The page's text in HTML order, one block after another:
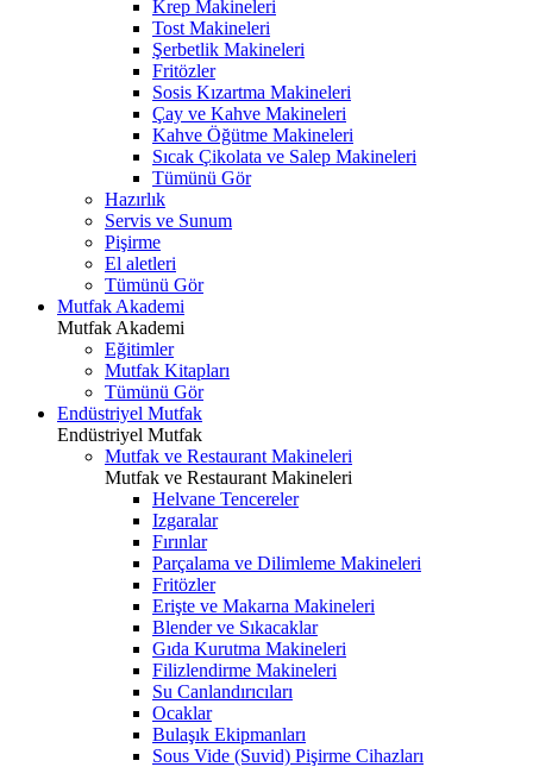
Krep Makineleri
Tost Makineleri
Şerbetlik Makineleri
Fritözler
Sosis Kızartma Makineleri
Çay ve Kahve Makineleri
Kahve Öğütme Makineleri
Sıcak Çikolata ve Salep Makineleri
Tümünü Gör
Hazırlık
Servis ve Sunum
Pişirme
El aletleri
Tümünü Gör
Mutfak Akademi
Mutfak Akademi
Eğitimler
Mutfak Kitapları
Tümünü Gör
Endüstriyel Mutfak
Endüstriyel Mutfak
Mutfak ve Restaurant Makineleri
Mutfak ve Restaurant Makineleri
Helvane Tencereler
Izgaralar
Fırınlar
Parçalama ve Dilimleme Makineleri
Fritözler
Erişte ve Makarna Makineleri
Blender ve Sıkacaklar
Gıda Kurutma Makineleri
Filizlendirme Makineleri
Su Canlandırıcıları
Ocaklar
Bulaşık Ekipmanları
Sous Vide (Suvid) Pişirme Cihazları